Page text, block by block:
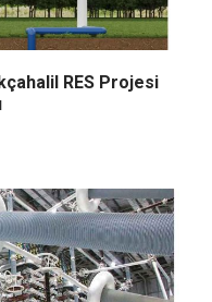
RES Projesi